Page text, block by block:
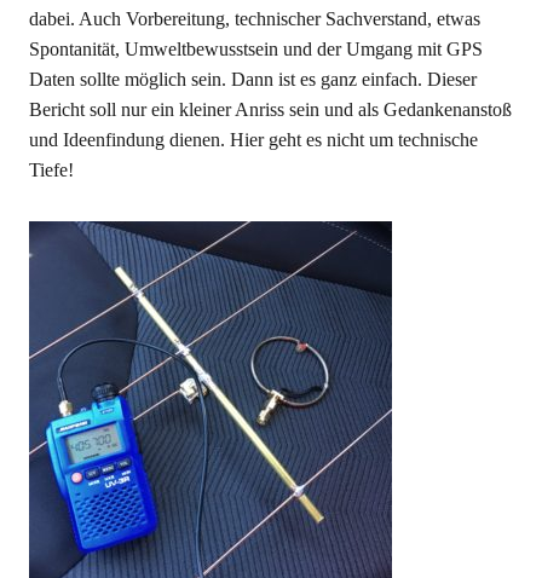
dabei. Auch Vorbereitung, technischer Sachverstand, etwas
Spontanität, Umweltbewusstsein und der Umgang mit GPS
Daten sollte möglich sein. Dann ist es ganz einfach. Dieser
Bericht soll nur ein kleiner Anriss sein und als Gedankenanstoß
und Ideenfindung dienen. Hier geht es nicht um technische
Tiefe!